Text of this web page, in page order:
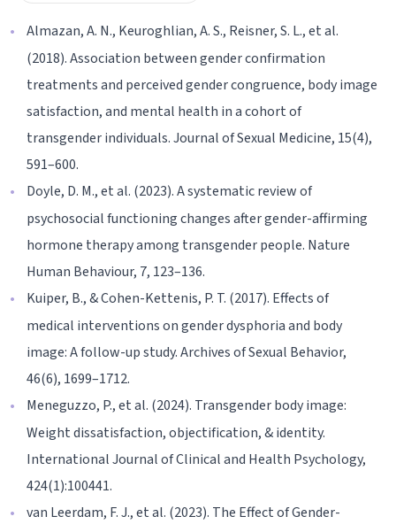
Almazan, A. N., Keuroghlian, A. S., Reisner, S. L., et al.
(2018). Association between gender confirmation
treatments and perceived gender congruence, body image
satisfaction, and mental health in a cohort of
transgender individuals. Journal of Sexual Medicine, 15(4),
591–600.
Doyle, D. M., et al. (2023). A systematic review of
psychosocial functioning changes after gender-affirming
hormone therapy among transgender people. Nature
Human Behaviour, 7, 123–136.
Kuiper, B., & Cohen-Kettenis, P. T. (2017). Effects of
medical interventions on gender dysphoria and body
image: A follow-up study. Archives of Sexual Behavior,
46(6), 1699–1712.
Meneguzzo, P., et al. (2024). Transgender body image:
Weight dissatisfaction, objectification, & identity.
International Journal of Clinical and Health Psychology,
424(1):100441.
van Leerdam, F. J., et al. (2023). The Effect of Gender-